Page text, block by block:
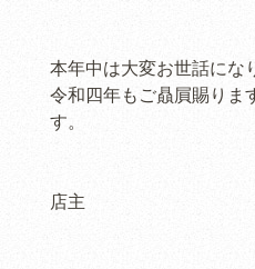
本年中は大変お世話にな
令和四年もご贔屓賜りま
す。
店主